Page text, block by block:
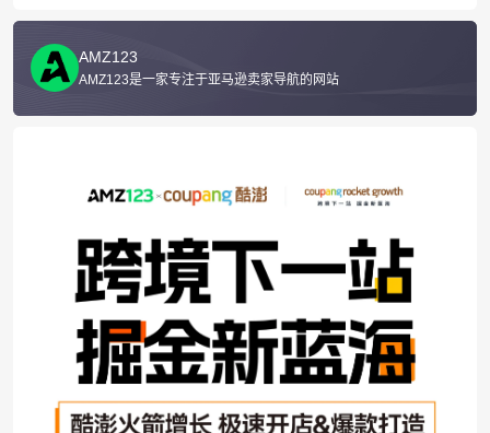
AMZ123
AMZ123是一家专注于亚马逊卖家导航的网站